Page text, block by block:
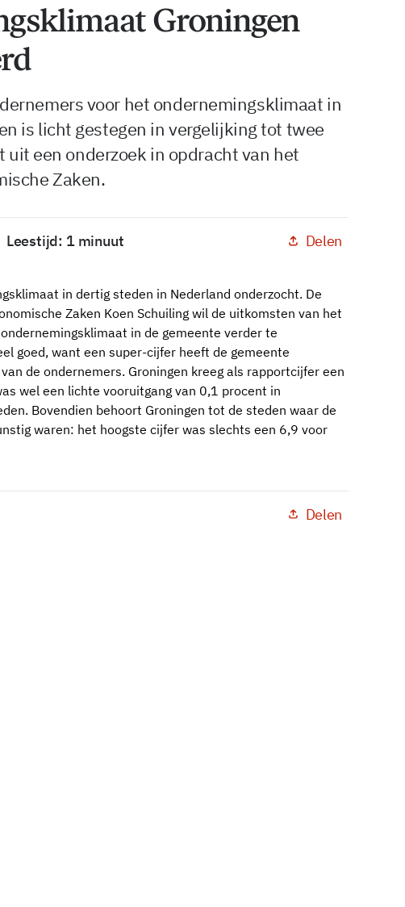
Groningen
voor het ondernemingsklimaat in
is licht gestegen in vergelijking tot twee
uit een onderzoek in opdracht van het
Zaken.
Leestijd: 1 minuut Delen
in dertig steden in Nederland onderzocht. De
Zaken Koen Schuiling wil de uitkomsten van het
in de gemeente verder te
goed, want een super-cijfer heeft de gemeente
de ondernemers. Groningen kreeg als rapportcijfer een
wel een lichte vooruitgang van 0,1 procent in
Bovendien behoort Groningen tot de steden waar de
waren: het hoogste cijfer was slechts een 6,9 voor
Delen